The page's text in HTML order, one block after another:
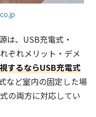
は、USB充電式・
ぞれメリット・デメ
するならUSB充電式
など室内の固定した場
の両方に対応してい